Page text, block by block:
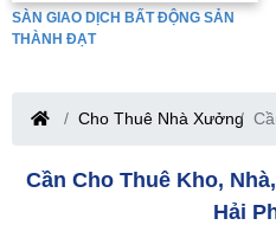
SÀN GIAO DỊCH BẤT ĐỘNG SẢN
THÀNH ĐẠT
Cho Thuê Nhà Xưởng
Cần Cho Thuê Kho,
Hải